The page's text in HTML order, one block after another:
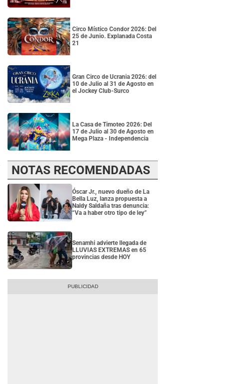
Circo Místico Condor 2026: Del
25 de Junio. Explanada Costa
21
Gran Circo de Ucrania 2026: del
10 de Julio al 31 de Agosto en
el Jockey Club-Surco
La Casa de Timoteo 2026: Del
17 de Julio al 30 de Agosto en
Mega Plaza - Independencia
NOTAS RECOMENDADAS
Óscar Jr., nuevo dueño de La
Bella Luz, lanza propuesta a
Naldy Saldaña tras denuncia:
“Va a haber otro tipo de ley”
Senamhi advierte llegada de
LLUVIAS EXTREMAS en 65
provincias desde HOY